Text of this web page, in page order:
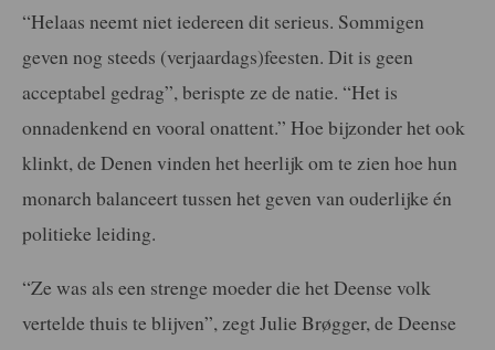
“Helaas neemt niet iedereen dit serieus. Sommigen
geven nog steeds (verjaardags)feesten. Dit is geen
acceptabel gedrag”, berispte ze de natie. “Het is
onnadenkend en vooral onattent.” Hoe bijzonder het ook
klinkt, de Denen vinden het heerlijk om te zien hoe hun
monarch balanceert tussen het geven van ouderlijke én
politieke leiding.
“Ze was als een strenge moeder die het Deense volk
vertelde thuis te blijven”, zegt Julie Brøgger, de Deense